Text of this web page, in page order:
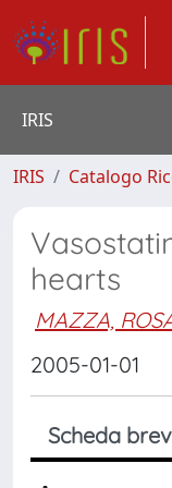
IRIS
IRIS Catalogo
hearts
MAZZA,
2005-01-01
Scheda